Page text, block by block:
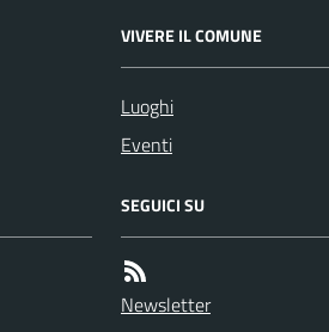
VIVERE IL COMUNE
Luoghi
Eventi
SEGUICI SU
Newsletter